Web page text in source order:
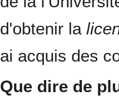
d'obtenir la
ai acquis des
Que dire de